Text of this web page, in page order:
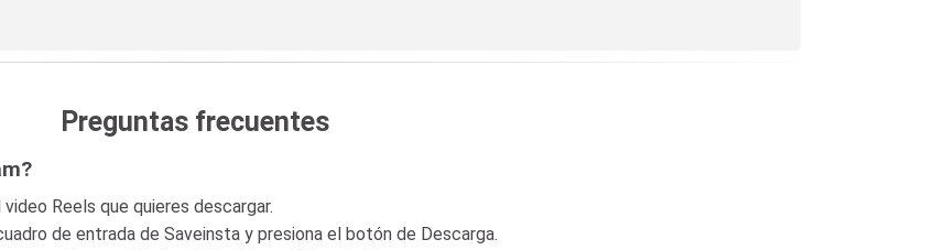
Preguntas frecuentes
Reels que quieres descargar.
de entrada de Saveinsta y presiona el botón de Descarga.